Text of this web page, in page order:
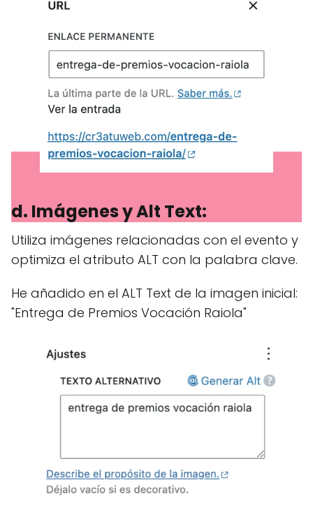
d. Imágenes y Alt Text:
Utiliza imágenes relacionadas con el evento y
optimiza el atributo ALT con la palabra clave.
He añadido en el ALT Text de la imagen inicial:
"Entrega de Premios Vocación Raiola"